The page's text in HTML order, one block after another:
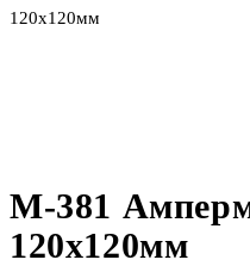
120х120мм
М-381
120х120мм